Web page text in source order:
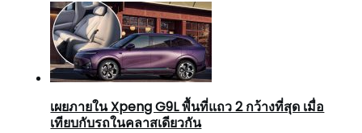
เผยภายใน Xpeng G9L พื้นที่แถว 2 กว้างที่สุด เมื่อ
เทียบกับรถในคลาสเดียวกัน